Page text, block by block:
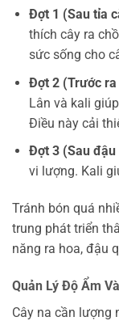
Đợt 1 (Sau tỉa
thích cây ra
sức sống cho
Đợt 2 (Trước ra
Lân và kali
Điều này cải
Đợt 3 (Sau đậu
vi lượng. Kali
Tránh bón quá
trung phát triển
năng ra hoa, đậu
Quản Lý Độ Ẩm
Cây na cần lượng